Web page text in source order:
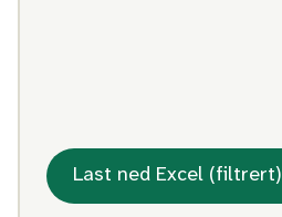
Last ned Excel (filtrert)